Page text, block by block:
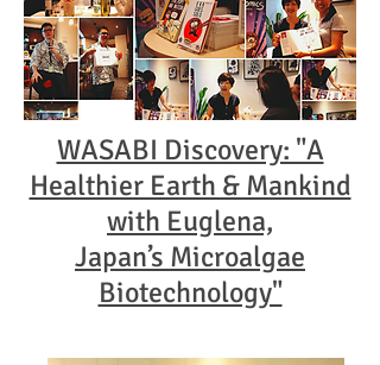
WASABI Discovery: "A
Healthier Earth & Mankind
with Euglena,
Japan’s Microalgae
Biotechnology"